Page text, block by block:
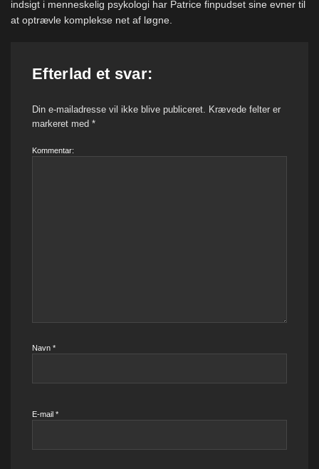
indsigt i menneskelig psykologi har Patrice finpudset sine evner til
at optrævle komplekse net af løgne.
Efterlad et svar:
Din e-mailadresse vil ikke blive publiceret. Krævede felter er
markeret med *
Kommentar:
Navn *
E-mail *